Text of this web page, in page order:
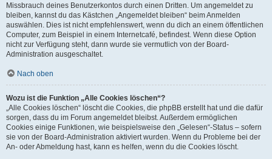
Missbrauch deines Benutzerkontos durch einen Dritten. Um angemeldet zu
bleiben, kannst du das Kästchen „Angemeldet bleiben“ beim Anmelden
auswählen. Dies ist nicht empfehlenswert, wenn du dich an einem öffentlichen
Computer, zum Beispiel in einem Internetcafé, befindest. Wenn diese Option
nicht zur Verfügung steht, dann wurde sie vermutlich von der Board-
Administration ausgeschaltet.
Nach oben
Wozu ist die Funktion „Alle Cookies löschen“?
„Alle Cookies löschen“ löscht die Cookies, die phpBB erstellt hat und die dafür
sorgen, dass du im Forum angemeldet bleibst. Außerdem ermöglichen
Cookies einige Funktionen, wie beispielsweise den „Gelesen“-Status – sofern
sie von der Board-Administration aktiviert wurden. Wenn du Probleme bei der
An- oder Abmeldung hast, kann es helfen, wenn du die Cookies löscht.